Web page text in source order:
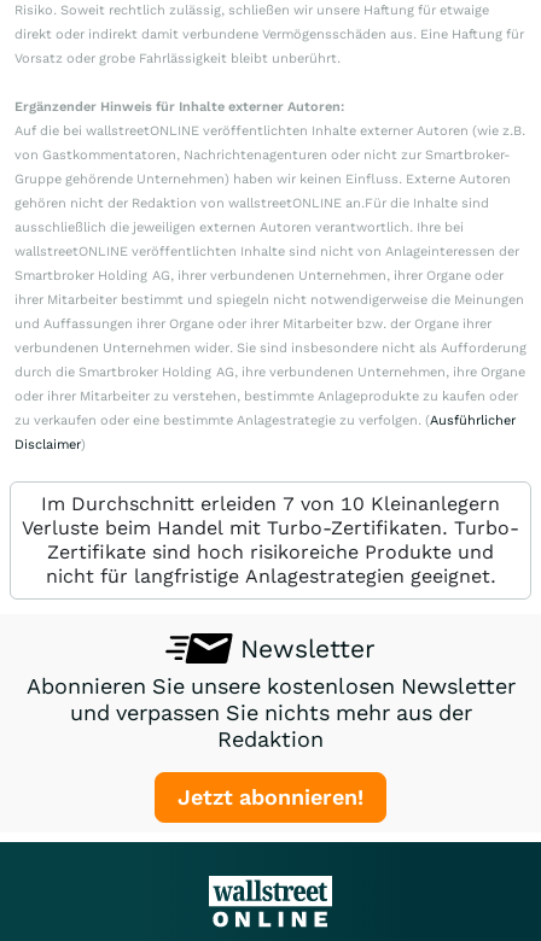
Risiko. Soweit rechtlich zulässig, schließen wir unsere Haftung für etwaige
direkt oder indirekt damit verbundene Vermögensschäden aus. Eine Haftung für
Vorsatz oder grobe Fahrlässigkeit bleibt unberührt.
Ergänzender Hinweis für Inhalte externer Autoren:
Auf die bei wallstreetONLINE veröffentlichten Inhalte externer Autoren (wie z.B.
von Gastkommentatoren, Nachrichtenagenturen oder nicht zur Smartbroker-
Gruppe gehörende Unternehmen) haben wir keinen Einfluss. Externe Autoren
gehören nicht der Redaktion von wallstreetONLINE an.Für die Inhalte sind
ausschließlich die jeweiligen externen Autoren verantwortlich. Ihre bei
wallstreetONLINE veröffentlichten Inhalte sind nicht von Anlageinteressen der
Smartbroker Holding AG, ihrer verbundenen Unternehmen, ihrer Organe oder
ihrer Mitarbeiter bestimmt und spiegeln nicht notwendigerweise die Meinungen
und Auffassungen ihrer Organe oder ihrer Mitarbeiter bzw. der Organe ihrer
verbundenen Unternehmen wider. Sie sind insbesondere nicht als Aufforderung
durch die Smartbroker Holding AG, ihre verbundenen Unternehmen, ihre Organe
oder ihrer Mitarbeiter zu verstehen, bestimmte Anlageprodukte zu kaufen oder
zu verkaufen oder eine bestimmte Anlagestrategie zu verfolgen. (Ausführlicher
Disclaimer)
Im Durchschnitt erleiden 7 von 10 Kleinanlegern
Verluste beim Handel mit Turbo-Zertifikaten. Turbo-
Zertifikate sind hoch risikoreiche Produkte und
nicht für langfristige Anlagestrategien geeignet.
Newsletter
Abonnieren Sie unsere kostenlosen Newsletter
und verpassen Sie nichts mehr aus der
Redaktion
Jetzt abonnieren!